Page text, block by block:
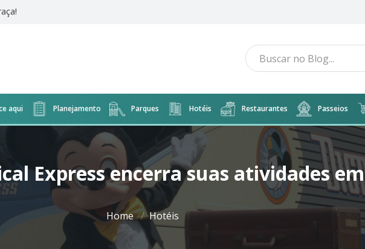
aqui Planejamento Parques Hotéis Restaurantes Passeios
Express encerra suas atividades
Home Hotéis